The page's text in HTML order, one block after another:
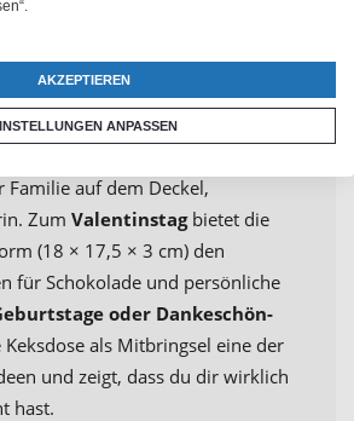
Keksdose mit dem Familienfoto
zum Adventskaffee
Muttertagrührt eine Keksdose mit
Familie auf dem Deckel,
Zum Valentinstagbietet die
(18 × 17,5 × 3 cm) den
für Schokolade und persönliche
oder Dankeschön-
Keksdose als Mitbringsel eine der
und zeigt, dass du dir wirklich
hast.
AKZEPTIEREN
ANPASSEN